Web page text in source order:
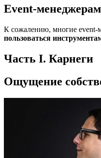
Event-
К сожалению, многие event-
пользоваться
Часть I. Карнеги
Ощущение